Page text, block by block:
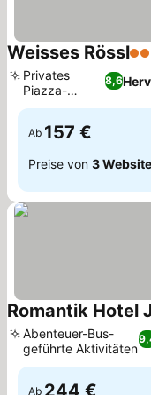
Weisses Rössl3
8,6
Privates
Piazza-
Erlebnis
Ab 157 €
Preise von 3
Romantik Hotel
Abenteuer-Bus-
geführte Aktivitäten
Ab 244 €